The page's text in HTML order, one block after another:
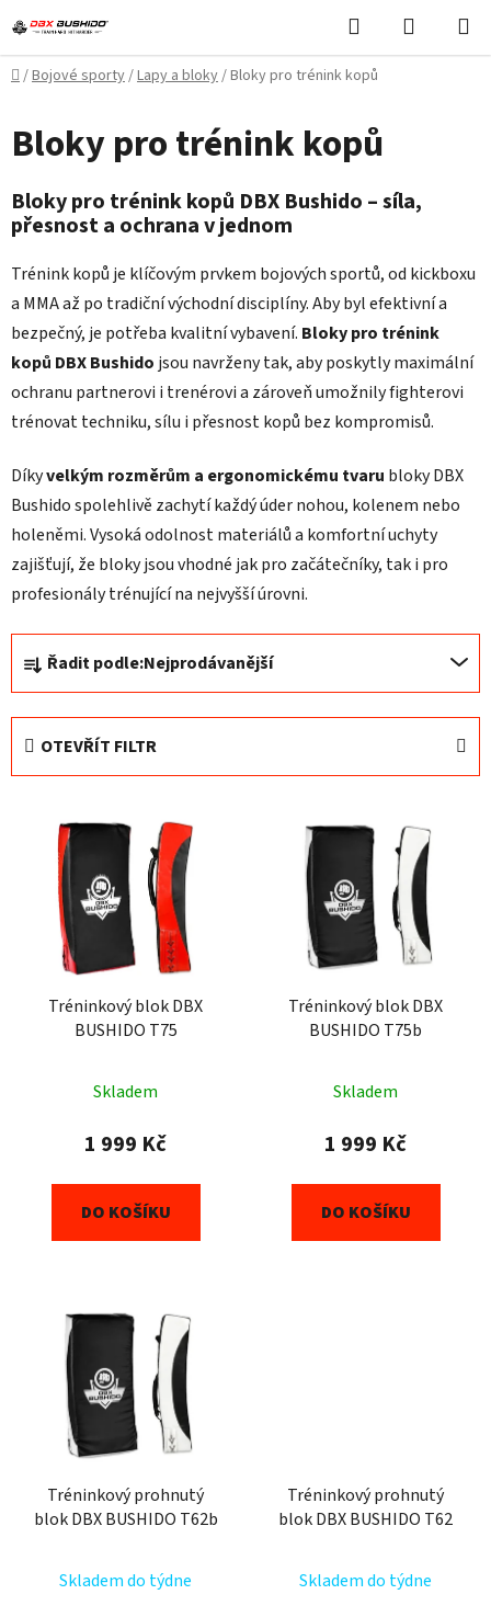
na
obsah
Hledat
KOŠÍK
Domů
/Bojové sporty/Lapy a bloky/Bloky pro trénink kopů
Bloky pro trénink kopů
Bloky pro trénink kopů DBX Bushido – síla,
přesnost a ochrana v jednom
Trénink kopů je klíčovým prvkem bojových sportů, od kickboxu
a MMA až po tradiční východní disciplíny. Aby byl efektivní a
bezpečný, je potřeba kvalitní vybavení. Bloky pro trénink
kopů DBX Bushido jsou navrženy tak, aby poskytly maximální
ochranu partnerovi i trenérovi a zároveň umožnily fighterovi
trénovat techniku, sílu i přesnost kopů bez kompromisů.
Díkyvelkým rozměrům a ergonomickému tvaru bloky DBX
Bushido spolehlivě zachytí každý úder nohou, kolenem nebo
holeněmi. Vysoká odolnost materiálů a komfortní uchyty
zajišťují, že bloky jsou vhodné jak pro začátečníky, tak i pro
profesionály trénující na nejvyšší úrovni.
Ř
z
e
í
Řadit podle:Nejprodávanější
OTEVŘÍT FILTR
Tréninkový blok DBX
BUSHIDO T75
Skladem
1 999 Kč
DO KOŠÍKU
Tréninkový blok DBX
BUSHIDO T75b
Skladem
1 999 Kč
DO KOŠÍKU
Tréninkový prohnutý
blok DBX BUSHIDO T62b
Skladem do týdne
Tréninkový prohnutý
blok DBX BUSHIDO T62
Skladem do týdne